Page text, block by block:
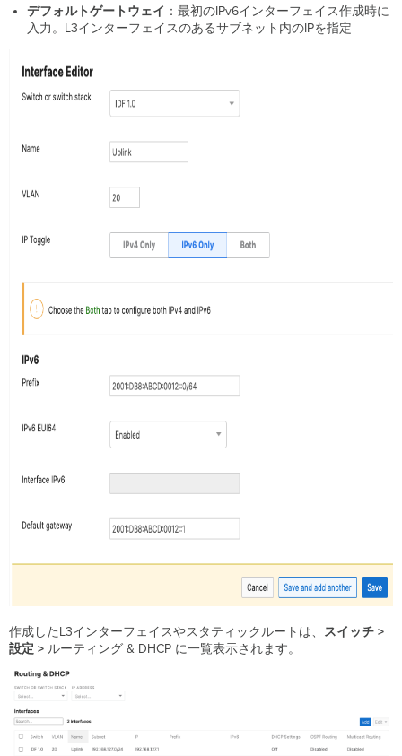
デフォルトゲートウェイ ：最初のIPv6インターフェイス作成時に
入力。L3インターフェイスのあるサブネット内のIPを指定
作成したL3インターフェイスやスタティックルートは、 スイッチ >
設定 > ルーティング & DHCP に一覧表示されます。